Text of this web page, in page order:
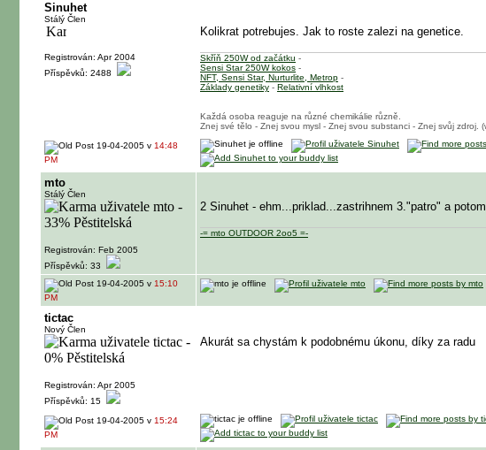
Sinuhet
Stálý Člen
Registrován: Apr 2004
Příspěvků: 2488
Kolikrat potrebujes. Jak to roste zalezi na genetice.
Skříň 250W od začátku -
Sensi Star 250W kokos -
NFT, Sensi Star, Nurturlite, Metrop -
Základy genetiky - Relativní vlhkost
Každá osoba reaguje na různé chemikálie různě.
Znej své tělo - Znej svou mysl - Znej svou substanci - Znej svůj zdroj.
19-04-2005 v 14:48
PM
mto
Stálý Člen
Registrován: Feb 2005
Příspěvků: 33
2 Sinuhet - ehm...priklad...zastrihnem 3."patro" a
-= mto OUTDOOR 2oo5 =-
19-04-2005 v 15:10
PM
tictac
Nový Člen
Registrován: Apr 2005
Příspěvků: 15
Akurát sa chystám k podobnému úkonu, díky za radu
19-04-2005 v 15:24
PM